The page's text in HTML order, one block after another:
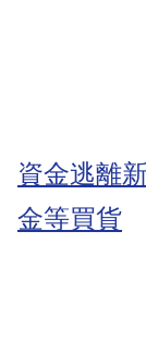
資金逃離
金等買貨